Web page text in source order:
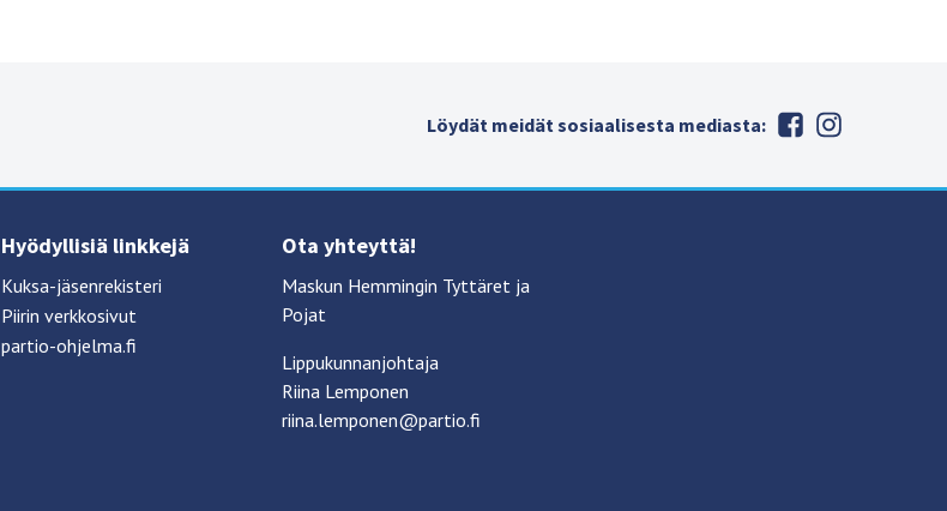
Löydät meidät sosiaalisesta mediasta:
Hyödyllisiä linkkejä
Kuksa-jäsenrekisteri
Piirin verkkosivut
partio-ohjelma.fi
Ota yhteyttä!
Maskun Hemmingin Tyttäret ja
Pojat
Lippukunnanjohtaja
Riina Lemponen
riina.lemponen@partio.fi